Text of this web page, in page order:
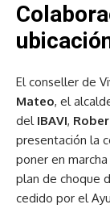
El conseller de
Mateo, el
del IBAVI,
presentación la
poner en
plan de choque
cedido por el